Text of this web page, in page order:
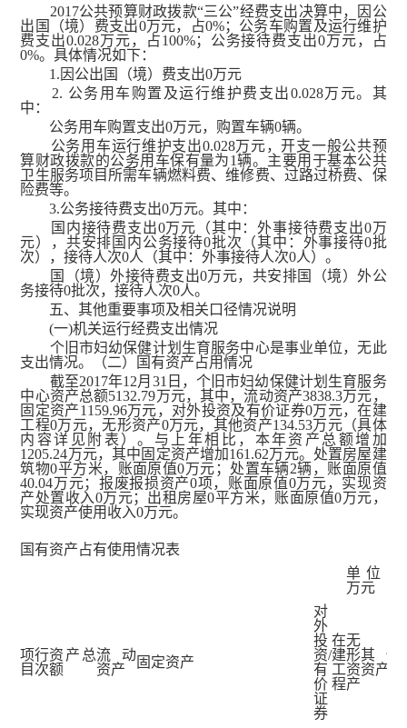
2017公共预算财政拨款“三公”经费支出决算中，因公
出国（境）费支出0万元，占0%；公务车购置及运行维护
费支出0.028万元，占100%；公务接待费支出0万元，占
0%。具体情况如下：
1.因公出国（境）费支出0万元
2. 公务用车购置及运行维护费支出0.028万元。其
中：
公务用车购置支出0万元，购置车辆0辆。
公务用车运行维护支出0.028万元，开支一般公共预
算财政拨款的公务用车保有量为1辆。主要用于基本公共
卫生服务项目所需车辆燃料费、维修费、过路过桥费、保
险费等。
3.公务接待费支出0万元。其中：
国内接待费支出0万元（其中：外事接待费支出0万
元），共安排国内公务接待0批次（其中：外事接待0批
次），接待人次0人（其中：外事接待人次0人）。
国（境）外接待费支出0万元，共安排国（境）外公
务接待0批次，接待人次0人。
五、其他重要事项及相关口径情况说明
(一)机关运行经费支出情况
个旧市妇幼保健计划生育服务中心是事业单位，无此
支出情况。（二）国有资产占用情况
截至2017年12月31日，个旧市妇幼保健计划生育服务
中心资产总额5132.79万元，其中，流动资产3838.3万元，
固定资产1159.96万元，对外投资及有价证券0万元，在建
工程0万元，无形资产0万元，其他资产134.53万元（具体
内容详见附表）。与上年相比，本年资产总额增加
1205.24万元，其中固定资产增加161.62万元。处置房屋建
筑物0平方米，账面原值0万元；处置车辆2辆，账面原值
40.04万元；报废报损资产0项，账面原值0万元，实现资
产处置收入0万元；出租房屋0平方米，账面原值0万元，
实现资产使用收入0万元。
国有资产占有使用情况表
单位：
万元
项
目
行
次
资产总
额
流动
资产
固定资产
对
外
投
资/
有
价
证
券
在
建
工
程
无
形
资
产
其他
资产